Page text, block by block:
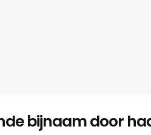
bijnaam door